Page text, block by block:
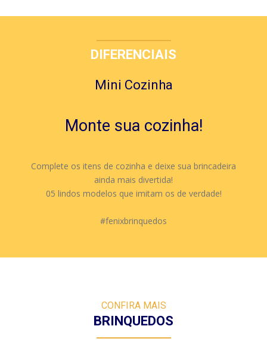
DIFERENCIAIS
Mini Cozinha
Monte sua cozinha!
Complete os itens de cozinha e deixe sua brincadeira
ainda mais divertida!
05 lindos modelos que imitam os de verdade!
#fenixbrinquedos
CONFIRA MAIS
BRINQUEDOS